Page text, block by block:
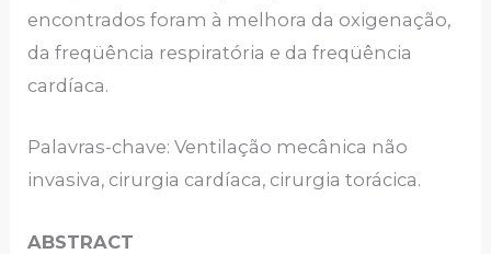
encontrados foram à melhora da oxigenação,
da freqüência respiratória e da freqüência
cardíaca.
Palavras-chave: Ventilação mecânica não
invasiva, cirurgia cardíaca, cirurgia torácica.
ABSTRACT